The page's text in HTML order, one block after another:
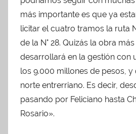
más importante es que ya
licitar el cuatro tramos la ruta
de la N° 28. Quizás la obra
desarrollará en la gestión con
los 9.000 millones de pesos,
norte entrerriano. Es decir,
pasando por Feliciano hasta
Rosario».